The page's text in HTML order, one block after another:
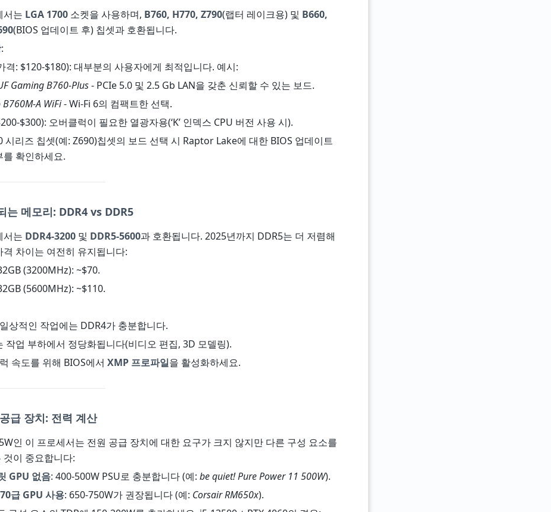
서는 LGA 1700 소켓을 사용하며, B760, H770, Z790(랩터 레이크용) 및 B660,
(BIOS 업데이트 후) 칩셋과 호환됩니다.
:
격: $120-$180): 대부분의 사용자에게 최적입니다. 예시:
Gaming B760-Plus- PCIe 5.0 및 2.5 Gb LAN을 갖춘 신뢰할 수 있는 보드.
B760M-A WiFi- Wi-Fi 6의 컴팩트한 선택.
$300): 오버클럭이 필요한 열광자용(‘K’ 인덱스 CPU 버전 사용 시).
시리즈 칩셋(예: Z690)칩셋의 보드 선택 시 Raptor Lake에 대한 BIOS 업데이트
를 확인하세요.
는 메모리: DDR4 vs DDR5
서는 DDR4-3200 및 DDR5-5600과 호환됩니다. 2025년까지 DDR5는 더 저렴해
격 차이는 여전히 유지됩니다:
(3200MHz): ~$70.
(5600MHz): ~$110.
상적인 작업에는 DDR4가 충분합니다.
작업 부하에서 정당화됩니다(비디오 편집, 3D 모델링).
속도를 위해 BIOS에서 XMP 프로파일을 활성화하세요.
급 장치: 전력 계산
인 이 프로세서는 전원 공급 장치에 대한 요구가 크지 않지만 다른 구성 요소를
것이 중요합니다:
GPU 없음: 400-500W PSU로 충분합니다 (예: be quiet! Pure Power 11 500W).
급 GPU 사용: 650-750W가 권장됩니다 (예: Corsair RM650x).